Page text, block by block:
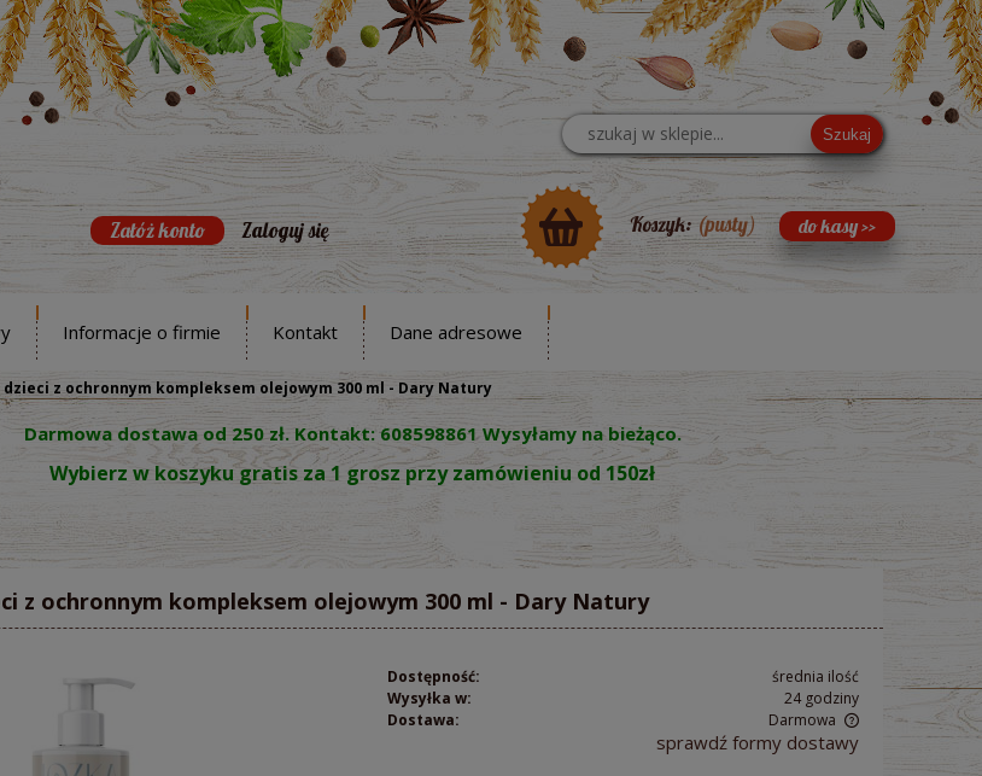
Szukaj
Załóż konto Zaloguj się Koszyk: (pusty)
Informacje o firmie Kontakt Dane adresowe
dzieci z ochronnym kompleksem olejowym 300 ml - Dary Natury
Darmowa dostawa od 250 zł. Kontakt: 608598861 Wysyłamy na bieżąco.
Wybierz w koszyku gratis za 1 grosz przy zamówieniu od 150zł
z ochronnym kompleksem olejowym 300 ml - Dary Natury
Dostępność:
średnia ilość
Wysyłka w:
24 godziny
Dostawa:
Darmowa
sprawdź formy dostawy